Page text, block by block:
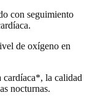
con seguimiento
de oxígeno en
cardíaca*, la calidad
nocturnas.